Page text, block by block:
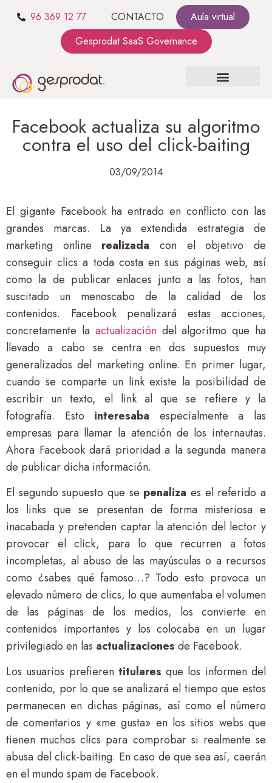
96 369 12 77 CONTACTO
Aula virtual
Gesprodat SaaS Governance
Facebook actualiza su algoritmo
contra el uso del click-baiting
03/09/2014
El gigante Facebook ha entrado en conflicto con las
grandes marcas. La ya extendida estrategia de
marketing online realizada con el objetivo de
conseguir clics a toda costa en sus páginas web, así
como la de publicar enlaces junto a las fotos, han
suscitado un menoscabo de la calidad de los
contenidos. Facebook penalizará estas acciones,
concretamente la actualizacióndel algoritmo que ha
llevado a cabo se centra en dos supuestos muy
generalizados del marketing online. En primer lugar,
cuando se comparte un link existe la posibilidad de
escribir un texto, el link al que se refiere y la
fotografía. Esto interesaba especialmente a las
empresas para llamar la atención de los internautas.
Ahora Facebook dará prioridad a la segunda manera
de publicar dicha información.
El segundo supuesto que se penaliza es el referido a
los links que se presentan de forma misteriosa e
inacabada y pretenden captar la atención del lector y
provocar el click, para lo que recurren a fotos
incompletas, al abuso de las mayúsculas o a recursos
como ¿sabes qué famoso…? Todo esto provoca un
elevado número de clics, lo que aumentaba el volumen
de las páginas de los medios, los convierte en
contenidos importantes y los colocaba en un lugar
privilegiado en las actualizaciones de Facebook.
Los usuarios prefieren titulares que los informen del
contenido, por lo que se analizará el tiempo que estos
permanecen en dichas páginas, así como el número
de comentarios y «me gusta» en los sitios webs que
tienen muchos clics para comprobar si realmente se
abusa del click-baiting. En caso de que sea así, caerán
en el mundo spam de Facebook.